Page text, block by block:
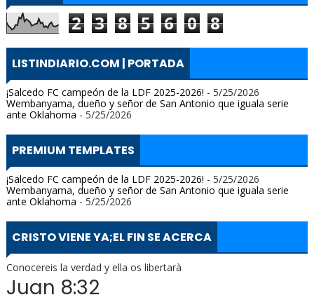
2 3 8 5 6 0 8
LISTINDIARIO.COM | PORTADA
¡Salcedo FC campeón de la LDF 2025-2026! - 5/25/2026
Wembanyama, dueño y señor de San Antonio que iguala serie
ante Oklahoma - 5/25/2026
PREMIUM TEMPLATES
¡Salcedo FC campeón de la LDF 2025-2026! - 5/25/2026
Wembanyama, dueño y señor de San Antonio que iguala serie
ante Oklahoma - 5/25/2026
CRISTO VIENE YA;EL FIN SE ACERCA
Conocereis la verdad y ella os libertarà
Juan 8:32